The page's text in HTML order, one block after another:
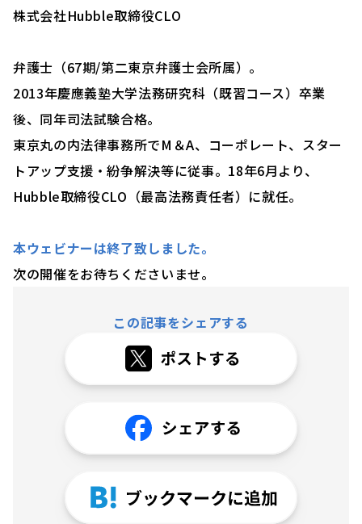
株式会社Hubble取締役CLO
弁護士（67期/第二東京弁護士会所属）。
2013年慶應義塾⼤学法務研究科（既習コース）卒業
後、同年司法試験合格。
東京丸の内法律事務所でM＆A、コーポレート、スター
トアップ支援・紛争解決等に従事。18年6⽉より、
Hubble取締役CLO（最高法務責任者）に就任。
本ウェビナーは終了致しました。
次の開催をお待ちくださいませ。
この記事をシェアする